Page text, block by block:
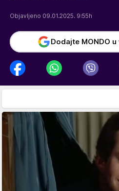
Objavljeno 09.01.2025. 9:55h
Dodajte MONDO